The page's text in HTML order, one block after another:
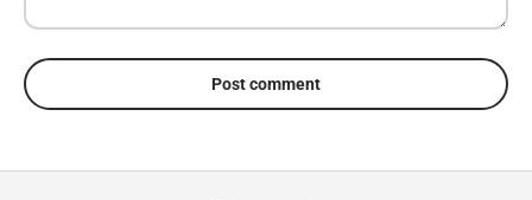
Post comment